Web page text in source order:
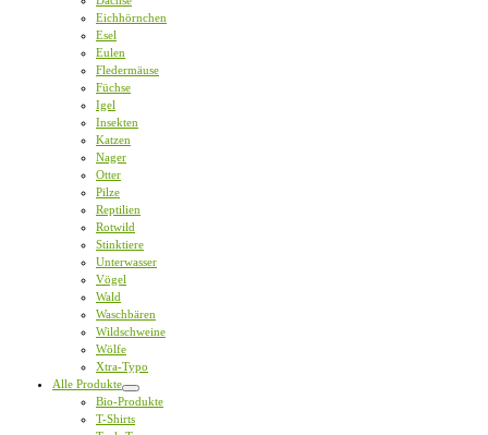
Eichhörnchen
Esel
Eulen
Fledermäuse
Füchse
Igel
Insekten
Katzen
Nager
Otter
Pilze
Reptilien
Rotwild
Stinktiere
Unterwasser
Vögel
Wald
Waschbären
Wildschweine
Wölfe
Xtra-Typo
Alle Produkte
Bio-Produkte
T-Shirts